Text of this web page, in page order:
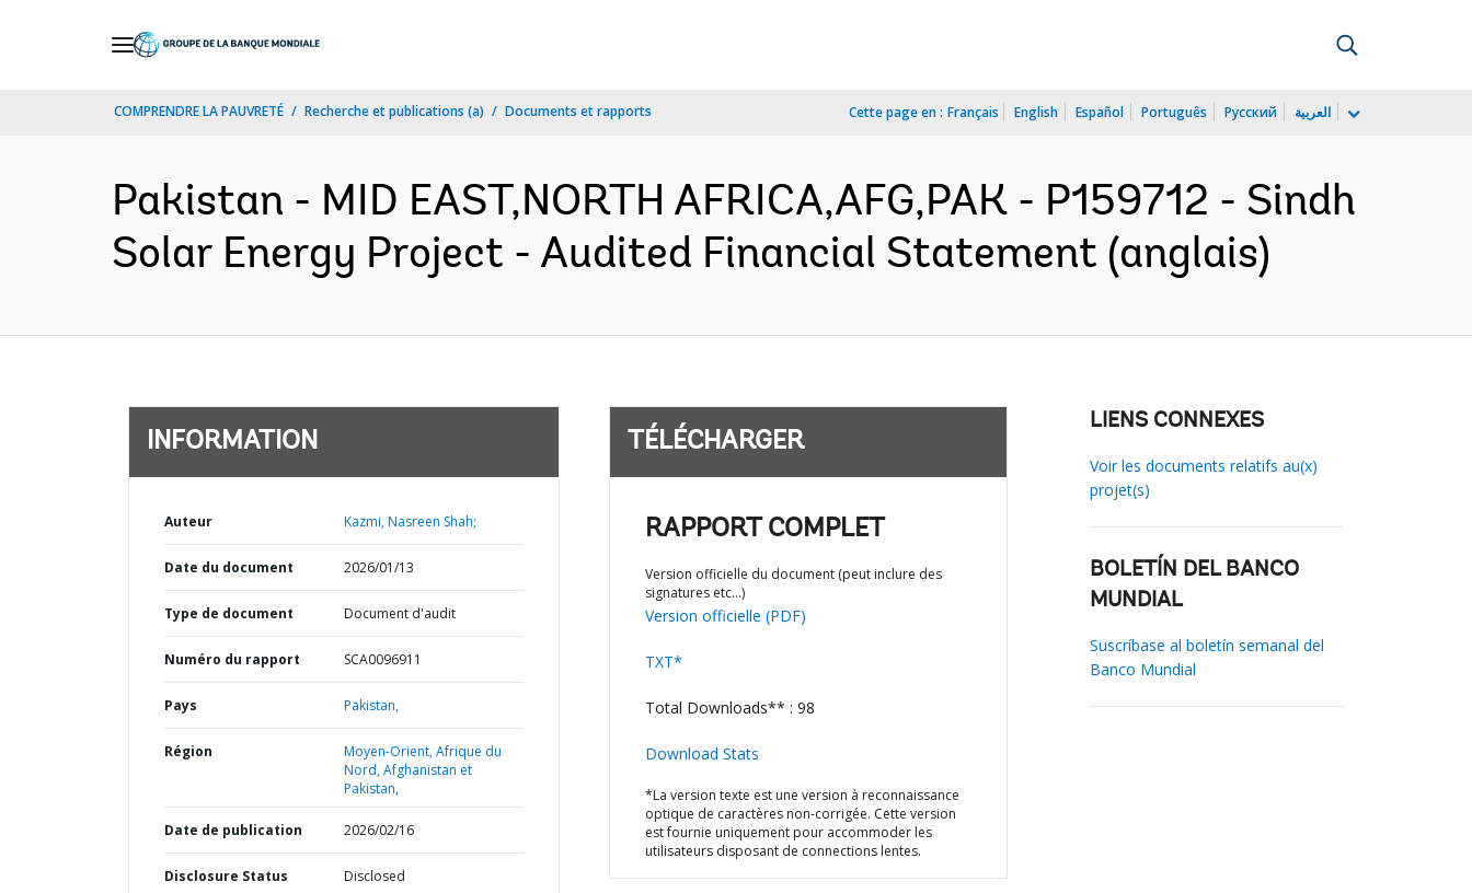
COMPRENDRE LA PAUVRETÉ Recherche et publications (a) Documents et rapports Cette page en : Français English Español Português Русский العربية
Pakistan - MID EAST,NORTH AFRICA,AFG,PAK - P159712 - Sindh
Solar Energy Project - Audited Financial Statement (anglais)
INFORMATION
Auteur Kazmi, Nasreen Shah;
Date du document 2026/01/13
Type de document Document d'audit
Numéro du rapport SCA0096911
Pays Pakistan,
Région
Moyen-Orient, Afrique du
Nord, Afghanistan et
Pakistan,
Date de publication 2026/02/16
Disclosure Status Disclosed
TÉLÉCHARGER
RAPPORT COMPLET
Version officielle du document (peut inclure des
signatures etc…)
Version officielle (PDF)
TXT*
Total Downloads** : 98
Download Stats
*La version texte est une version à reconnaissance
optique de caractères non-corrigée. Cette version
est fournie uniquement pour accommoder les
utilisateurs disposant de connections lentes.
LIENS CONNEXES
Voir les documents relatifs au(x)
projet(s)
BOLETÍN DEL BANCO
MUNDIAL
Suscríbase al boletín semanal del
Banco Mundial